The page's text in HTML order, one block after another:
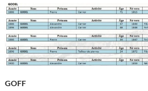
GOFF